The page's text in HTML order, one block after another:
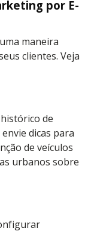
por E-
maneira
clientes. Veja
de
dicas para
de veículos
urbanos sobre